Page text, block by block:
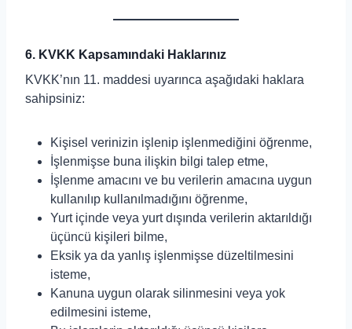
6. KVKK Kapsamındaki Haklarınız
KVKK’nın 11. maddesi uyarınca aşağıdaki haklara
sahipsiniz:
Kişisel verinizin işlenip işlenmediğini öğrenme,
İşlenmişse buna ilişkin bilgi talep etme,
İşlenme amacını ve bu verilerin amacına uygun
kullanılıp kullanılmadığını öğrenme,
Yurt içinde veya yurt dışında verilerin aktarıldığı
üçüncü kişileri bilme,
Eksik ya da yanlış işlenmişse düzeltilmesini
isteme,
Kanuna uygun olarak silinmesini veya yok
edilmesini isteme,